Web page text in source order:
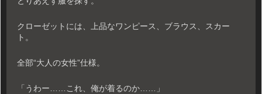
クローゼットには、上品なワンピース、ブラウス、スカー
ト。
全部“大人の女性”仕様。
「うわー……これ、俺が着るのか……」